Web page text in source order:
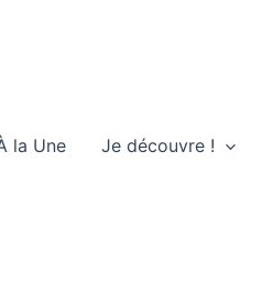
la Une Je découvre !